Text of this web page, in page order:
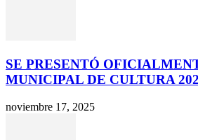
SE PRESENTÓ
MUNICIPAL DE CULTURA
noviembre 17, 2025